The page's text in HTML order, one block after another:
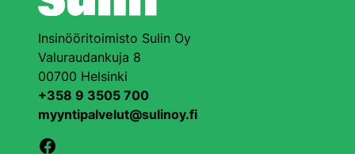
Insinööritoimisto Sulin Oy
Valuraudankuja 8
00700 Helsinki
+358 9 3505 700
myyntipalvelut@sulinoy.fi
Facebook